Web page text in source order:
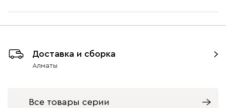
Торвалль-3
120x52 Белый/
Натуральный
Торвалль-3
120x52
Доставка и сборка
Алматы
Все товары серии